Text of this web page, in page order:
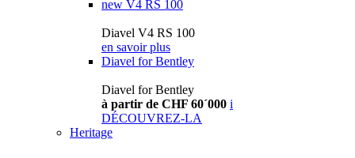
new V4 RS 100
Diavel V4 RS 100
en savoir plus
Diavel for Bentley
Diavel for Bentley
à partir de CHF 60´000 i
DÉCOUVREZ-LA
Heritage